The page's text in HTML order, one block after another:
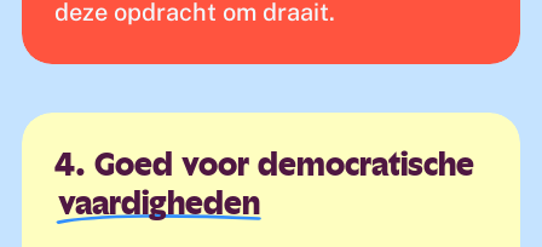
deze opdracht om draait.
4. Goed voor democratische
vaardigheden